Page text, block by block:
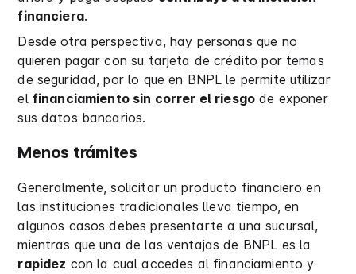
financiera.
Desde otra perspectiva, hay personas que no
quieren pagar con su tarjeta de crédito por temas
de seguridad, por lo que en BNPL le permite utilizar
el financiamiento sin correr el riesgo de exponer
sus datos bancarios.
Menos trámites
Generalmente, solicitar un producto financiero en
las instituciones tradicionales lleva tiempo, en
algunos casos debes presentarte a una sucursal,
mientras que una de las ventajas de BNPL es la
rapidez con la cual accedes al financiamiento y